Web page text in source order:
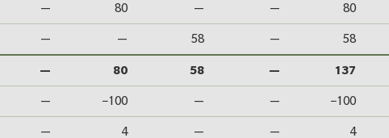
— 80 — — 80
— — 58 — 58
— 80 58 — 137
— −100 — — −100
— 4 — — 4